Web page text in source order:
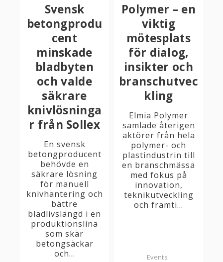
Svensk
betongprodu
cent
minskade
bladbyten
och valde
säkrare
knivlösninga
r från Sollex
En svensk
betongproducent
behövde en
säkrare lösning
för manuell
knivhantering och
bättre
bladlivslängd i en
produktionslina
som skär
betongsäckar
och...
Polymer – en
viktig
mötesplats
för dialog,
insikter och
branschutvec
kling
Elmia Polymer
samlade återigen
aktörer från hela
polymer- och
plastindustrin till
en branschmässa
med fokus på
innovation,
teknikutveckling
och framti...
Events